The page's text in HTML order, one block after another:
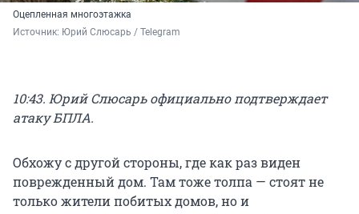
Оцепленная многоэтажка
Источник: Юрий Слюсарь / Telegram
10:43. Юрий Слюсарь официально подтверждает
атаку БПЛА.
Обхожу с другой стороны, где как раз виден
поврежденный дом. Там тоже толпа — стоят не
только жители побитых домов, но и